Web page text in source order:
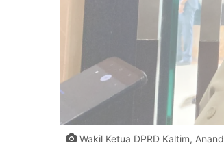
Wakil Ketua DPRD Kaltim,